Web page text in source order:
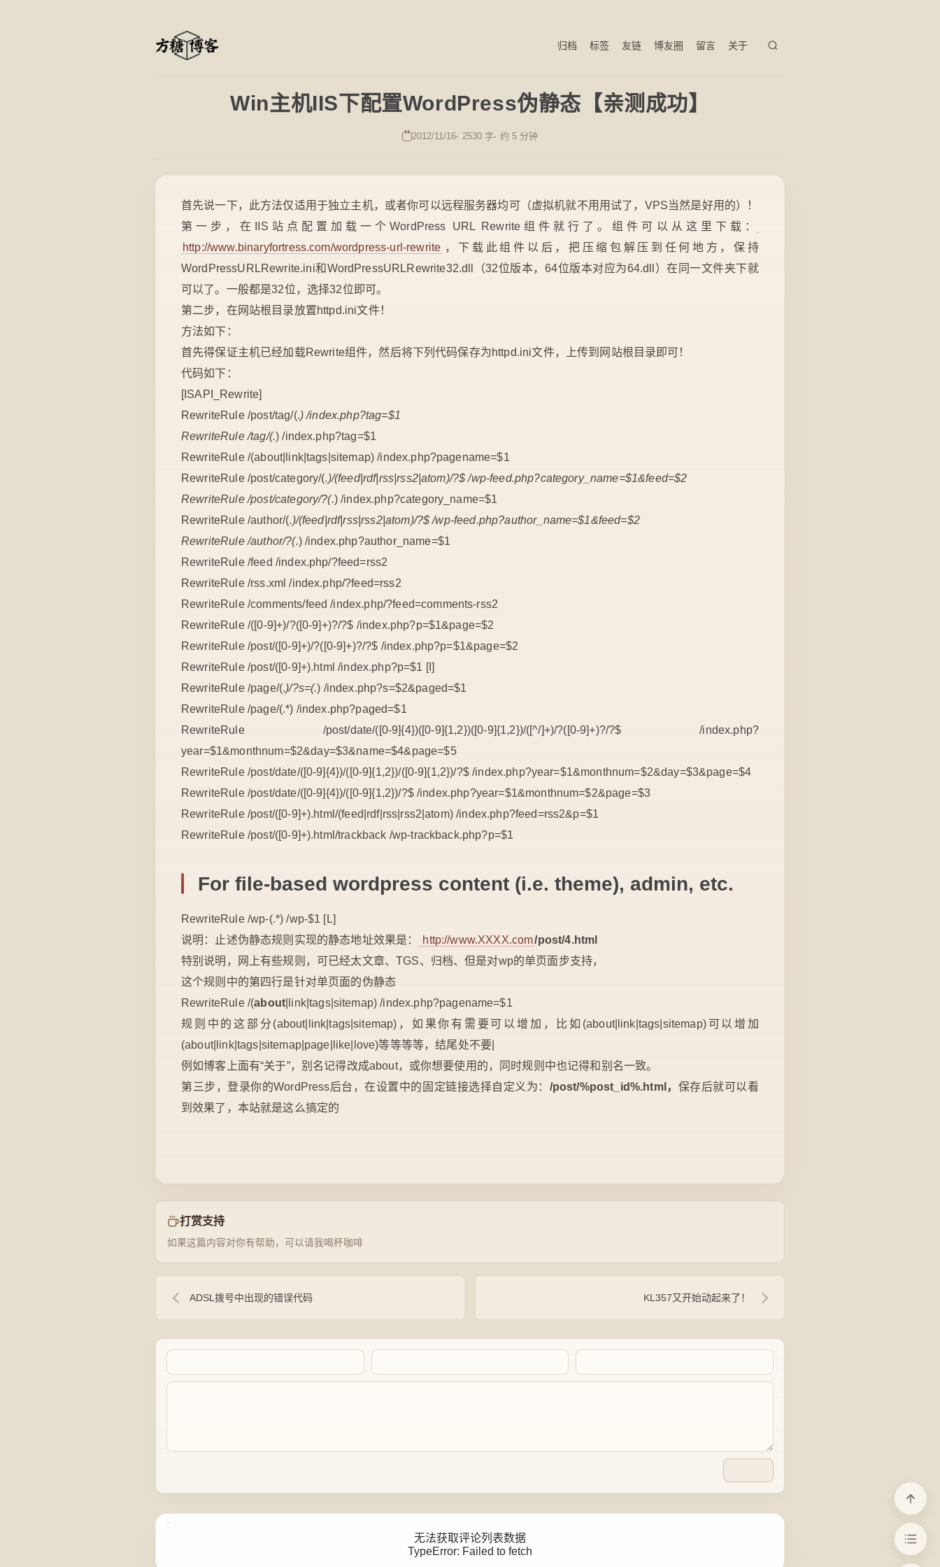
归档 标签 友链 博友圈 留言 关于
Win主机IIS下配置WordPress伪静态【亲测成功】
2012/11/16 2530 字 约 5 分钟
首先说一下，此方法仅适用于独立主机，或者你可以远程服务器均可（虚拟机就不用用试了，VPS当然是好用的）！
第一步，在IIS站点配置加载一个WordPress URL Rewrite组件就行了。组件可以从这里下载：
http://www.binaryfortress.com/wordpress-url-rewrite ，下载此组件以后，把压缩包解压到任何地方，保持
WordPressURLRewrite.ini和WordPressURLRewrite32.dll（32位版本，64位版本对应为64.dll）在同一文件夹下就
可以了。一般都是32位，选择32位即可。
第二步，在网站根目录放置httpd.ini文件！
方法如下：
首先得保证主机已经加载Rewrite组件，然后将下列代码保存为httpd.ini文件，上传到网站根目录即可！
代码如下：
[ISAPI_Rewrite]
RewriteRule /post/tag/(.) /index.php?tag=$1
RewriteRule /tag/(.) /index.php?tag=$1
RewriteRule /(about|link|tags|sitemap) /index.php?pagename=$1
RewriteRule /post/category/(.)/(feed|rdf|rss|rss2|atom)/?$ /wp-feed.php?category_name=$1&feed=$2
RewriteRule /post/category/?(.) /index.php?category_name=$1
RewriteRule /author/(.)/(feed|rdf|rss|rss2|atom)/?$ /wp-feed.php?author_name=$1&feed=$2
RewriteRule /author/?(.) /index.php?author_name=$1
RewriteRule /feed /index.php/?feed=rss2
RewriteRule /rss.xml /index.php/?feed=rss2
RewriteRule /comments/feed /index.php/?feed=comments-rss2
RewriteRule /([0-9]+)/?([0-9]+)?/?$ /index.php?p=$1&page=$2
RewriteRule /post/([0-9]+)/?([0-9]+)?/?$ /index.php?p=$1&page=$2
RewriteRule /post/([0-9]+).html /index.php?p=$1 [I]
RewriteRule /page/(.)/?s=(.) /index.php?s=$2&paged=$1
RewriteRule /page/(.*) /index.php?paged=$1
RewriteRule /post/date/([0-9]{4})([0-9]{1,2})([0-9]{1,2})/([^/]+)/?([0-9]+)?/?$ /index.php?
year=$1&monthnum=$2&day=$3&name=$4&page=$5
RewriteRule /post/date/([0-9]{4})/([0-9]{1,2})/([0-9]{1,2})/?$ /index.php?year=$1&monthnum=$2&day=$3&page=$4
RewriteRule /post/date/([0-9]{4})/([0-9]{1,2})/?$ /index.php?year=$1&monthnum=$2&page=$3
RewriteRule /post/([0-9]+).html/(feed|rdf|rss|rss2|atom) /index.php?feed=rss2&p=$1
RewriteRule /post/([0-9]+).html/trackback /wp-trackback.php?p=$1
For file-based wordpress content (i.e. theme), admin, etc.
RewriteRule /wp-(.*) /wp-$1 [L]
说明：止述伪静态规则实现的静态地址效果是：
http://www.XXXX.com/post/4.html
特别说明，网上有些规则，可已经太文章、TGS、归档、但是对wp的单页面步支持，
这个规则中的第四行是针对单页面的伪静态
RewriteRule /(about |link|tags|sitemap) /index.php?pagename=$1
规则中的这部分(about|link|tags|sitemap)，如果你有需要可以增加，比如(about|link|tags|sitemap)可以增加
(about|link|tags|sitemap|page|like|love)等等等等，结尾处不要|
例如博客上面有“关于”，别名记得改成about，或你想要使用的，同时规则中也记得和别名一致。
第三步，登录你的WordPress后台，在设置中的固定链接选择自定义为： /post/%post_id%.html， 保存后就可以看
到效果了，本站就是这么搞定的
打赏支持
如果这篇内容对你有帮助，可以请我喝杯咖啡
ADSL拨号中出现的错误代码 KL357又开始动起来了！
无法获取评论列表数据
TypeError: Failed to fetch